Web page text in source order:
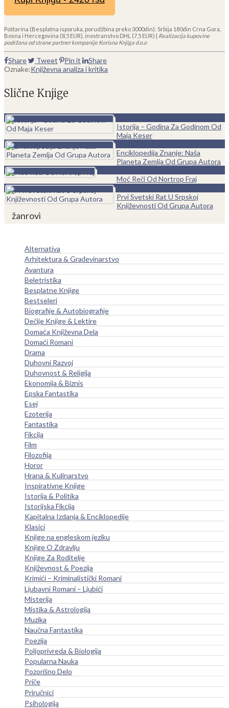
Poštarina (Besplatna isporuka, porudžbina preko 3000din): Srbija 180din Crna Gora,
Bosna i Hercegovina (8,5 EUR), inostranstvo DHL (7,5 EUR) | Realizacija kupovine
podržana od strane partner kompanije Korisna Knjiga d.o.o
Share Tweet Pin it
Share
Oznake:Književna analiza i kritika
Slične Knjige
Istorija – Godina Za Godinom Od
Maja Keser
Enciklopedija Znanje: Naša
Planeta Zemlja Od Grupa Autora
Moć Reči Od Nortrop Fraj
Prvi Svetski Rat U Srpskoj
Književnosti Od Grupa Autora
žanrovi
Alternativa
Arhitektura & Građevinarstvo
Avantura
Beletristika
Besplatne Knjige
Bestseleri
Biografije & Autobiografije
Dečije Knjige & Lektire
Domaća Književna Dela
Domaći Romani
Drama
Duhovni Razvoj
Duhovnost & Religija
Ekonomija & Biznis
Epska Fantastika
Esej
Ezoterija
Fantastika
Fikcija
Film
Filozofija
Horor
Hrana & Kulinarstvo
Inspirativne Knjige
Istorija & Politika
Istorijska Fikcija
Kapitalna Izdanja & Enciklopedije
Klasici
Knjige na engleskom jeziku
Knjige O Zdravlju
Knjige Za Roditelje
Književnost & Poezija
Krimići – Kriminalistički Romani
Ljubavni Romani – Ljubići
Misterija
Mistika & Astrologija
Muzika
Naučna Fantastika
Poezija
Poljoprivreda & Biologija
Popularna Nauka
Pozorišno Delo
Priče
Priručnici
Psihologija